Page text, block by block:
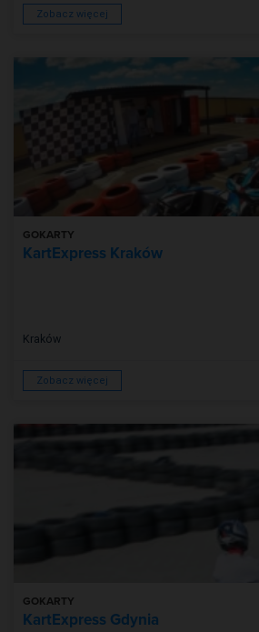
Zobacz więcej
GOKARTY
KartExpress Kraków
Kraków
Zobacz więcej
GOKARTY
KartExpress Gdynia